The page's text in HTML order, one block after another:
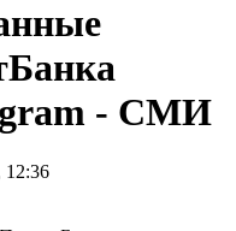
- СМИ
12:36